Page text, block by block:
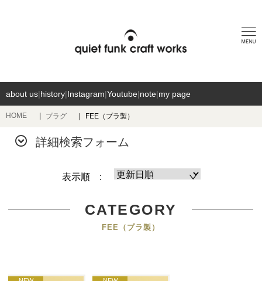
about us|history|Instagram|Youtube|note|my page
HOME プラグ FEE（プラ製）
詳細検索フォーム
表示順 :
CATEGORY
FEE（プラ製）